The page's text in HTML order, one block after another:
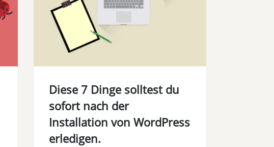
Diese 7 Dinge solltest du
sofort nach der
Installation von WordPress
erledigen.